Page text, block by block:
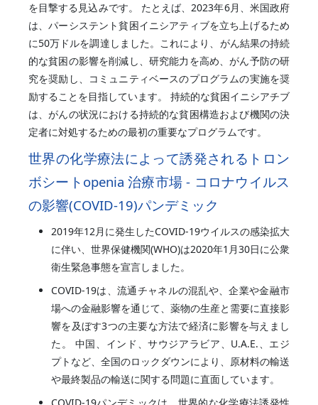
を目撃する見込みです。 たとえば、2023年6月、米国政府
は、パーシステント貧困イニシアティブを立ち上げるため
に50万ドルを調達しました。これにより、がん結果の持続
的な貧困の影響を削減し、研究能力を高め、がん予防の研
究を奨励し、コミュニティベースのプログラムの実施を奨
励することを目指しています。 持続的な貧困イニシアチブ
は、がんの状況における持続的な貧困構造および機関の決
定者に対処するための最初の重要なプログラムです。
世界の化学療法によって誘発されるトロン
ボシートopenia 治療市場 - コロナウイルス
の影響(COVID-19)パンデミック
2019年12月に発生したCOVID-19ウイルスの感染拡大
に伴い、世界保健機関(WHO)は2020年1月30日に公衆
衛生緊急事態を宣言しました。
COVID-19は、流通チャネルの混乱や、企業や金融市
場への金融影響を通じて、薬物の生産と需要に直接影
響を及ぼす3つの主要な方法で経済に影響を与えまし
た。 中国、インド、サウジアラビア、U.A.E.、エジ
プトなど、全国のロックダウンにより、原材料の輸送
や最終製品の輸送に関する問題に直面しています。